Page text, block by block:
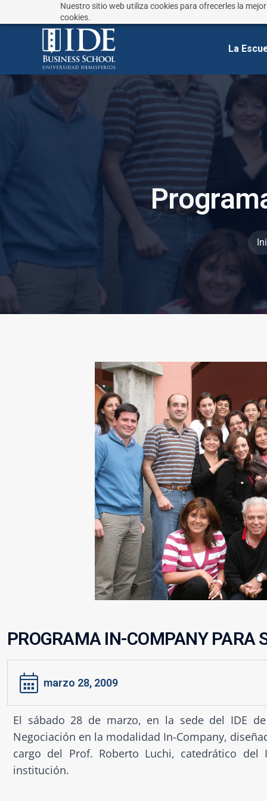
Nuestro sitio web utiliza cookies para ofrecerles la
cookies.
¿No sabes que estudiar?Responde estas preguntas
La
Program
PROGRAMA IN-COMPANY PARA
marzo 28, 2009
El sábado 28 de marzo, en la sede del IDE
Negociación en la modalidad In-Company,
cargo del Prof. Roberto Luchi, catedrático
institución.